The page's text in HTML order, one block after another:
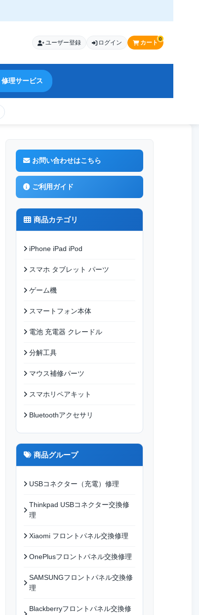
ユーザー登録 ログイン カート
0
修理サービス
お問い合わせはこちら
ご利用ガイド
商品カテゴリ
iPhone iPad iPod
スマホ タブレット パーツ
ゲーム機
スマートフォン本体
電池 充電器 クレードル
分解工具
マウス補修パーツ
スマホリペアキット
Bluetoothアクセサリ
商品グループ
USBコネクター（充電）修理
Thinkpad USBコネクター交換修
理
Xiaomi フロントパネル交換修理
OnePlusフロントパネル交換修理
SAMSUNGフロントパネル交換修
理
Blackberryフロントパネル交換修